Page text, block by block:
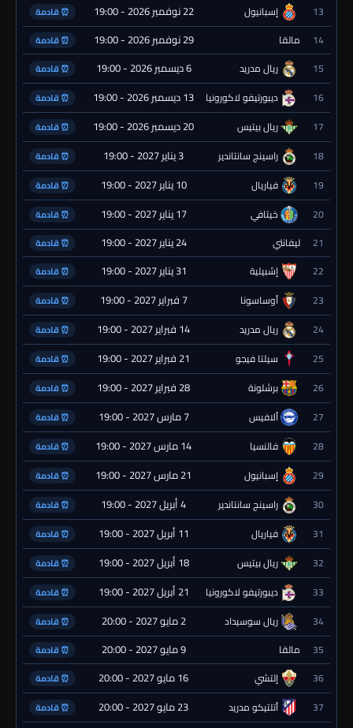
13 إسبانيول 22 نوفمبر 2026 - 19:00 ⏰ قادمة
14 مالقا 29 نوفمبر 2026 - 19:00 ⏰ قادمة
15 ريال مدريد 6 ديسمبر 2026 - 19:00 ⏰ قادمة
16 ديبورتيفو لاكورونيا 13 ديسمبر 2026 - 19:00 ⏰ قادمة
17 ريال بيتيس 20 ديسمبر 2026 - 19:00 ⏰ قادمة
18 راسينج سانتاندير 3 يناير 2027 - 19:00 ⏰ قادمة
19 فياريال 10 يناير 2027 - 19:00 ⏰ قادمة
20 خيتافي 17 يناير 2027 - 19:00 ⏰ قادمة
21 ليفانتي 24 يناير 2027 - 19:00 ⏰ قادمة
22 إشبيلية 31 يناير 2027 - 19:00 ⏰ قادمة
23 أوساسونا 7 فبراير 2027 - 19:00 ⏰ قادمة
24 ريال مدريد 14 فبراير 2027 - 19:00 ⏰ قادمة
25 سيلتا فيجو 21 فبراير 2027 - 19:00 ⏰ قادمة
26 برشلونة 28 فبراير 2027 - 19:00 ⏰ قادمة
27 ألافيس 7 مارس 2027 - 19:00 ⏰ قادمة
28 فالنسيا 14 مارس 2027 - 19:00 ⏰ قادمة
29 إسبانيول 21 مارس 2027 - 19:00 ⏰ قادمة
30 راسينج سانتاندير 4 أبريل 2027 - 19:00 ⏰ قادمة
31 فياريال 11 أبريل 2027 - 19:00 ⏰ قادمة
32 ريال بيتيس 18 أبريل 2027 - 19:00 ⏰ قادمة
33 ديبورتيفو لاكورونيا 21 أبريل 2027 - 19:00 ⏰ قادمة
34 ريال سوسيداد 2 مايو 2027 - 20:00 ⏰ قادمة
35 مالقا 9 مايو 2027 - 20:00 ⏰ قادمة
36 إلتشي 16 مايو 2027 - 20:00 ⏰ قادمة
37 أتلتيكو مدريد 23 مايو 2027 - 20:00 ⏰ قادمة